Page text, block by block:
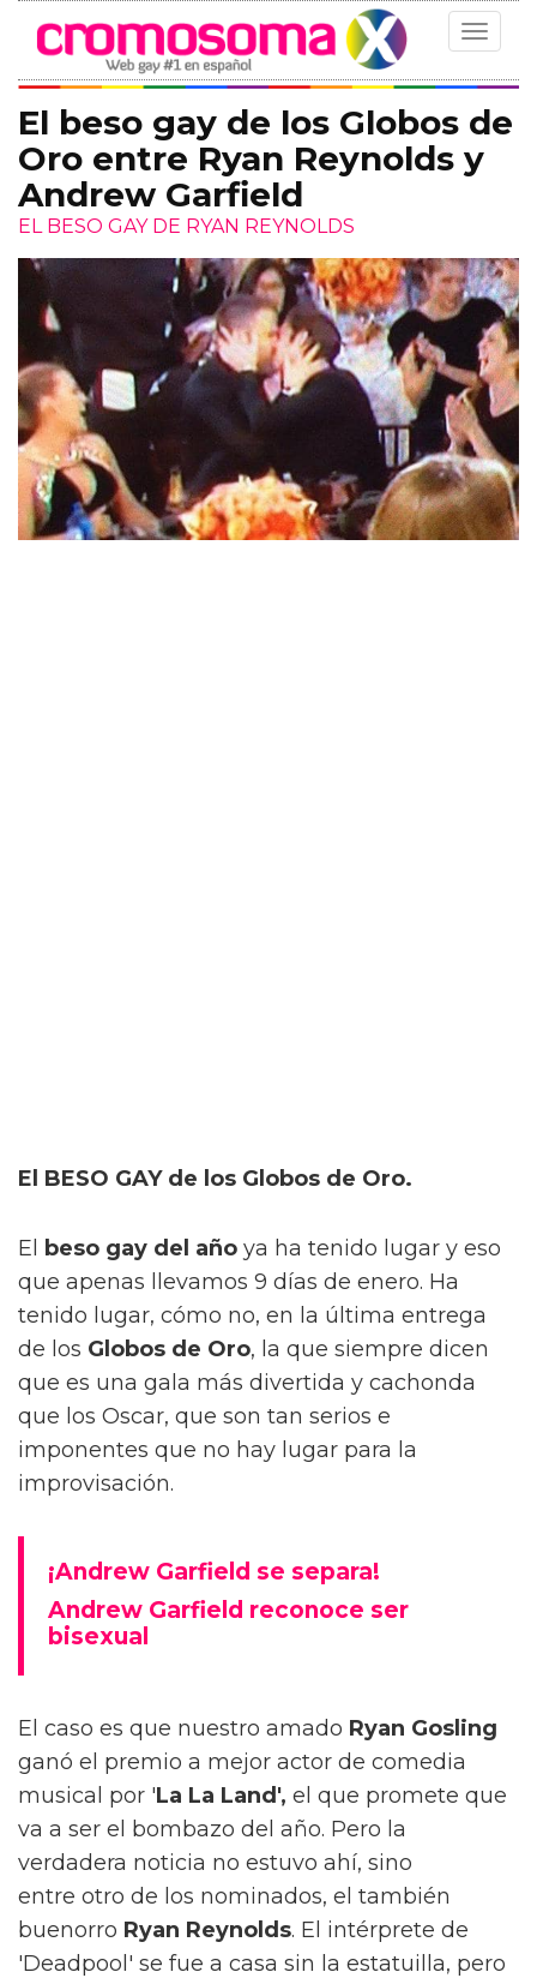
Toggle
El beso gay de los Globos de
Oro entre Ryan Reynolds y
Andrew Garfield
EL BESO GAY DE RYAN REYNOLDS
El BESO GAY de los Globos de Oro.
El beso gay del año ya ha tenido lugar y eso
que apenas llevamos 9 días de enero. Ha
tenido lugar, cómo no, en la última entrega
de los Globos de Oro, la que siempre dicen
que es una gala más divertida y cachonda
que los Oscar, que son tan serios e
imponentes que no hay lugar para la
improvisación.
¡Andrew Garfield se separa!
Andrew Garfield reconoce ser
bisexual
El caso es que nuestro amado Ryan Gosling
ganó el premio a mejor actor de comedia
musical por 'La La Land', el que promete que
va a ser el bombazo del año. Pero la
verdadera noticia no estuvo ahí, sino
entre otro de los nominados, el también
buenorro Ryan Reynolds. El intérprete de
'Deadpool' se fue a casa sin la estatuilla, pero